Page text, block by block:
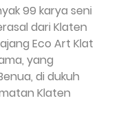
99 karya seni
dari Klaten
Eco Art Klat
yang
di dukuh
Klaten